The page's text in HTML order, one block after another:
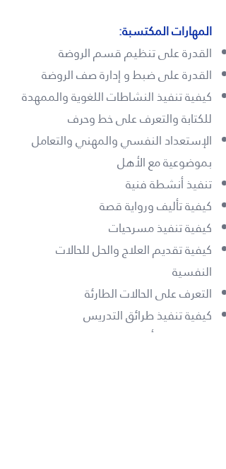
المهارات المكتسبة:
القدرة على تنظيم قسم الروضة
القدرة على ضبط و إدارة صف الروضة
كيفية تنفيذ النشاطات اللغوية والممهدة
للكتابة والتعرف على خط وحرف
الإستعداد النفسي والمهني والتعامل
بموضوعية مع الأهل
تنفيذ أنشطة فنية
كيفية تأليف ورواية قصة
كيفية تنفيذ مسرحيات
كيفية تقديم العلاج والحل للحالات
النفسية
التعرف على الحالات الطارئة
كيفية تنفيذ طرائق التدريس
كيفية تنفيذ أنشطة علمية و ذهنية لتنمية